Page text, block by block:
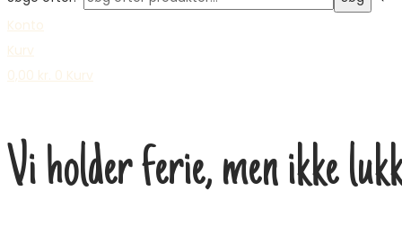
Konto
Kurv
0,00 kr. 0 Kurv
Vi holder ferie, men ikke